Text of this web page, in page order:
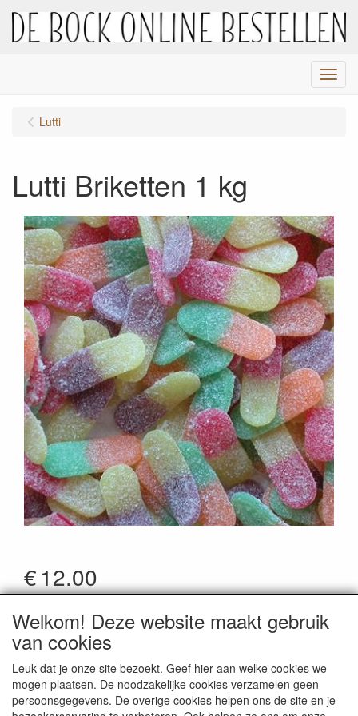
Menu
Lutti
Lutti Briketten 1 kg
€12.00
*Prijzen zijn inclusief btw
Artikelcode: Lutti12101
Welkom! Deze website maakt gebruik
van cookies
Leuk dat je onze site bezoekt. Geef hier aan welke cookies we
mogen plaatsen. De noodzakelijke cookies verzamelen geen
persoonsgegevens. De overige cookies helpen ons de site en je